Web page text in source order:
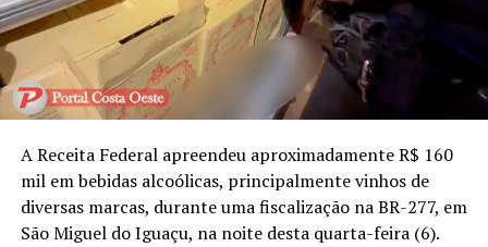
A Receita Federal apreendeu aproximadamente R$ 160
mil em bebidas alcoólicas, principalmente vinhos de
diversas marcas, durante uma fiscalização na BR-277, em
São Miguel do Iguaçu, na noite desta quarta-feira (6).